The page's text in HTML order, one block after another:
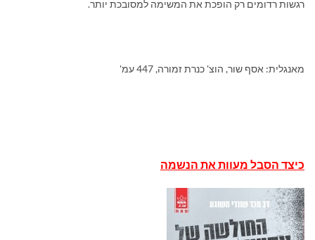
רגשות רדומים רק הופכת את המשימה למסובכת יותר.
מאנגלית: אסף שור, הוצ' כנרת זמורה, 447 עמ'
כיצד הסבל מעוות את הנשמה